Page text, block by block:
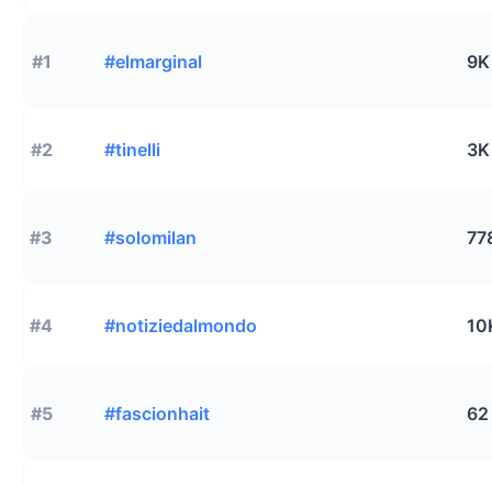
#1 #elmarginal 9K
#2 #tinelli 3K
#3 #solomilan
#4 #notiziedalmondo
#5 #fascionhait 62